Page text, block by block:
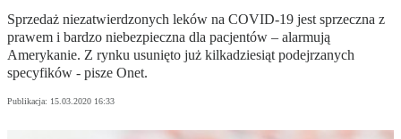
Sprzedaż niezatwierdzonych leków na COVID-19 jest sprzeczna z
prawem i bardzo niebezpieczna dla pacjentów – alarmują
Amerykanie. Z rynku usunięto już kilkadziesiąt podejrzanych
specyfików - pisze Onet.
Publikacja: 15.03.2020 16:33